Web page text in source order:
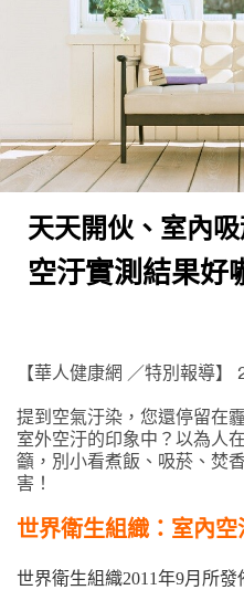
天天開伙、室內
空汙實測結果好
【華人健康網 ／特別報導】
提到空氣汙染，您還停留在
室外空汙的印象中？以為人
籲，別小看煮飯、吸菸、焚
害！
世界衛生組織：室內
世界衛生組織2011年9月所發